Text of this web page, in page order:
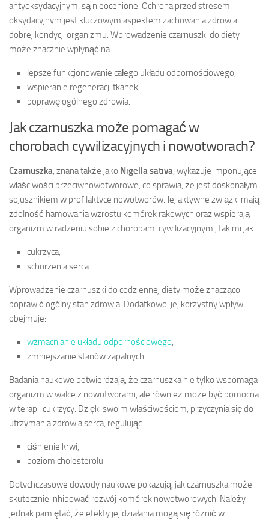
antyoksydacyjnym, są nieocenione. Ochrona przed stresem
oksydacyjnym jest kluczowym aspektem zachowania zdrowia i
dobrej kondycji organizmu. Wprowadzenie czarnuszki do diety
może znacznie wpłynąć na:
lepsze funkcjonowanie całego układu odpornościowego,
wspieranie regeneracji tkanek,
poprawę ogólnego zdrowia.
Jak czarnuszka może pomagać w
chorobach cywilizacyjnych i nowotworach?
Czarnuszka, znana także jako Nigella sativa, wykazuje imponujące
właściwości przeciwnowotworowe, co sprawia, że jest doskonałym
sojusznikiem w profilaktyce nowotworów. Jej aktywne związki mają
zdolność hamowania wzrostu komórek rakowych oraz wspierają
organizm w radzeniu sobie z chorobami cywilizacyjnymi, takimi jak:
cukrzyca,
schorzenia serca.
Wprowadzenie czarnuszki do codziennej diety może znacząco
poprawić ogólny stan zdrowia. Dodatkowo, jej korzystny wpływ
obejmuje:
wzmacnianie układu odpornościowego,
zmniejszanie stanów zapalnych.
Badania naukowe potwierdzają, że czarnuszka nie tylko wspomaga
organizm w walce z nowotworami, ale również może być pomocna
w terapii cukrzycy. Dzięki swoim właściwościom, przyczynia się do
utrzymania zdrowia serca, regulując:
ciśnienie krwi,
poziom cholesterolu.
Dotychczasowe dowody naukowe pokazują, jak czarnuszka może
skutecznie inhibować rozwój komórek nowotworowych. Należy
jednak pamiętać, że efekty jej działania mogą się różnić w